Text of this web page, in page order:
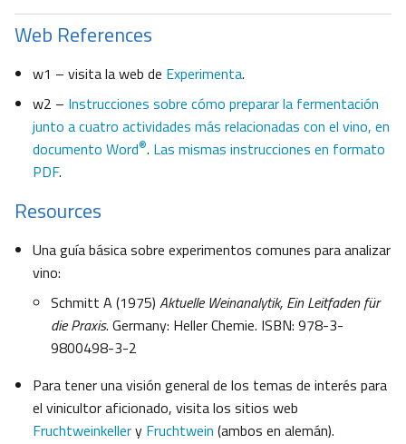
Web References
w1 – visita la web de Experimenta.
w2 – Instrucciones sobre cómo preparar la fermentación
junto a cuatro actividades más relacionadas con el vino, en
documento Word®. Las mismas instrucciones en formato
PDF.
Resources
Una guía básica sobre experimentos comunes para analizar
vino:
Schmitt A (1975) Aktuelle Weinanalytik, Ein Leitfaden für
die Praxis. Germany: Heller Chemie. ISBN: 978-3-
9800498-3-2
Para tener una visión general de los temas de interés para
el vinicultor aficionado, visita los sitios web
Fruchtweinkellery Fruchtwein (ambos en alemán).